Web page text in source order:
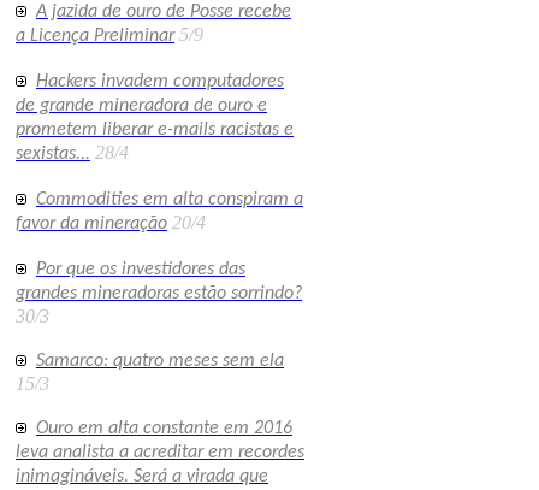
A jazida de ouro de Posse recebe
a Licença Preliminar 5/9
Hackers invadem computadores
de grande mineradora de ouro e
prometem liberar e-mails racistas e
sexistas... 28/4
Commodities em alta conspiram a
favor da mineração 20/4
Por que os investidores das
grandes mineradoras estão sorrindo?
30/3
Samarco: quatro meses sem ela
15/3
Ouro em alta constante em 2016
leva analista a acreditar em recordes
inimagináveis. Será a virada que